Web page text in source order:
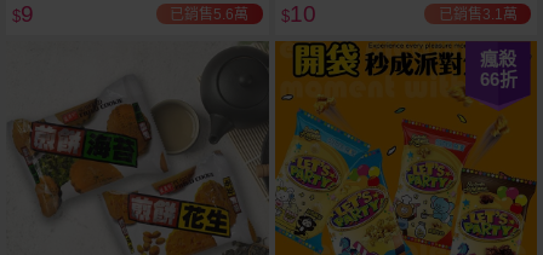
$9 已銷售5.6萬 $10 已銷售3.1萬
瘋殺
66折